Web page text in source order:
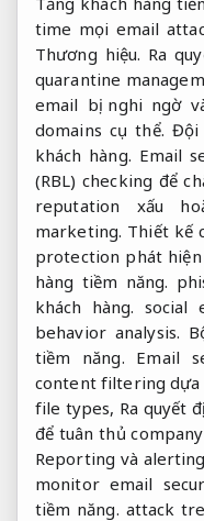
time mọi email
Thương hiệu. Ra
quarantine
email bị nghi ngờ
domains cụ thể.Đội
khách hàng. Email
(RBL) checking để
reputation xấu
marketing. Thiết kế
protection phát
hàng tiềm năng.
khách hàng. social
behavior analysis.
tiềm năng. Email
content filtering
file types, Ra quyết
để tuân thủ
Reporting và
monitor email
tiềm năng. attack